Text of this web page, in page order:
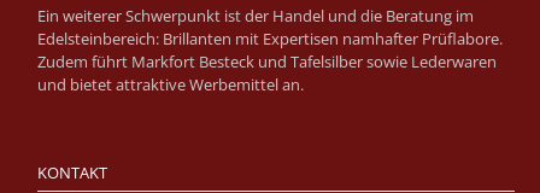
Ein weiterer Schwerpunkt ist der Handel und die Beratung im
Edelsteinbereich: Brillanten mit Expertisen namhafter Prüflabore.
Zudem führt Markfort Besteck und Tafelsilber sowie Lederwaren
und bietet attraktive Werbemittel an.
KONTAKT